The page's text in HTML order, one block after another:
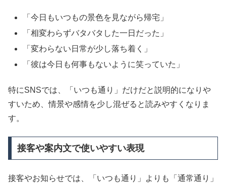
「今日もいつもの景色を見ながら帰宅」
「相変わらずバタバタした一日だった」
「変わらない日常が少し落ち着く」
「彼は今日も何事もないように笑っていた」
特にSNSでは、「いつも通り」だけだと説明的になりや
すいため、情景や感情を少し混ぜると読みやすくなりま
す。
接客や案内文で使いやすい表現
接客やお知らせでは、「いつも通り」よりも「通常通り」